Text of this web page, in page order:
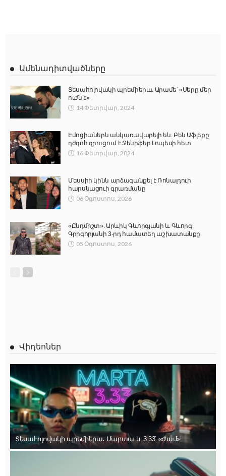
Ամենադիտվածները
Տեսահոլովակի պրեմիերա. Արամե՝ «Սերը մեր
ուժն է»
14 Փետրվար, 2024
Էմոցիաներն անկառավարելի են. Բեն Աֆլեքը
դժգոհ զրուցում է Ջենիֆեր Լոպեսի հետ
16 Փետրվար, 2024
Մեսսիի կինն արձագանքել է Ռոնալդուի
հարսնացուի գրառմանը
06 Օգոստոս, 2026
«Ընդմիշտ». Արևիկ Գևորգյանի և Գևորգ
Գրիգորյանի 3-րդ համատեղ աշխատանքը
05 Օգոստոս, 2026
Վիդեոներ
Տեսահոլովակի պրեմիերա․ Մարտա և 3.33՝ «Ժամ»